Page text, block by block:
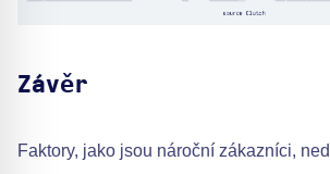
Závěr
Faktory, jako jsou nároční zákazníci,